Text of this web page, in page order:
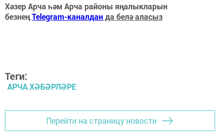
Хәзер Арча һәм Арча районы яңалыкларын
безнеңTelegram-каналданда белә аласыз
Теги:
АРЧА ХӘБӘРЛӘРЕ
Перейти на страницу новости